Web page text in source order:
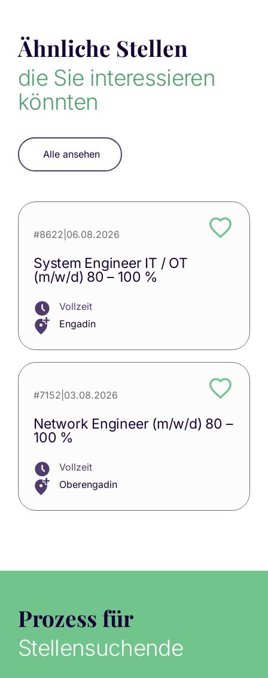
Ähnliche Stellen
die Sie interessieren
könnten
Alle ansehen
#8622 06.08.2026
System Engineer IT / OT
(m/w/d) 80 – 100 %
Vollzeit
Engadin
#7152 03.08.2026
Network Engineer (m/w/d) 80 –
100 %
Vollzeit
Oberengadin
Prozess für
Stellensuchende